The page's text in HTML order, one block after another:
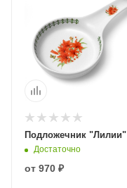
Подложечник "Лилии"
Достаточно
от 970 ₽